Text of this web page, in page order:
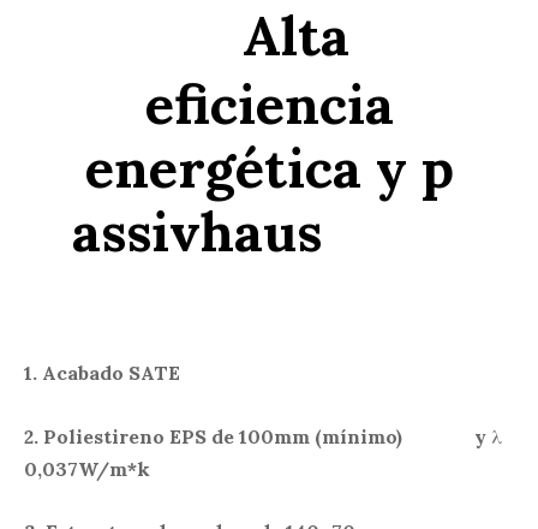
Alta
eficiencia
energética y p
assivhaus
1. Acabado SATE
2. Poliestireno EPS de 100mm (mínimo) y λ
0,037W/m*k